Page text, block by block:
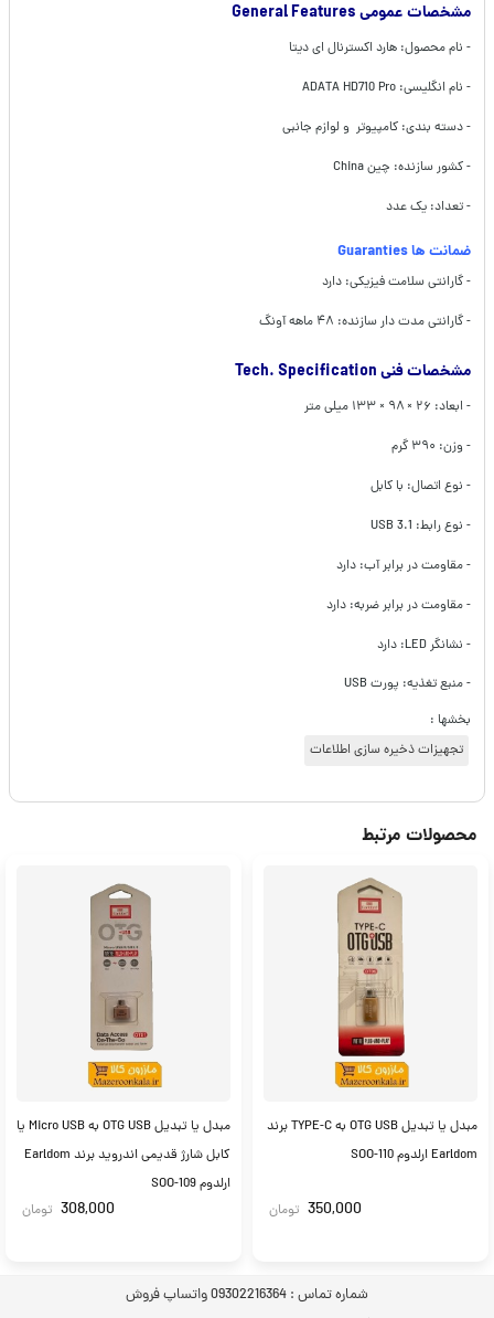
مشخصات عمومی General Features
- نام محصول: هارد اکسترنال ای دیتا
- نام انگلیسی: ADATA HD710 Pro
- دسته بندی: کامپیوتر و لوازم جانبی
- کشور سازنده: چین China
- تعداد: یک عدد
ضمانت ها Guaranties
- گارانتی سلامت فیزیکی: دارد
- گارانتی مدت دار سازنده: ۴۸ ماهه آونگ
مشخصات فنی Tech. Specification
- ابعاد: ۲۶ × ۹۸ × ۱۳۳ میلی متر
- وزن: ۳۹۰ گرم
- نوع اتصال: با کابل
- نوع رابط: USB 3.1
- مقاومت در برابر آب: دارد
- مقاومت در برابر ضربه: دارد
- نشانگر LED: دارد
- منبع تغذیه: پورت USB
بخشها :
تجهیزات ذخیره سازی اطلاعات
محصولات مرتبط
مبدل یا تبدیل OTG USB به TYPE-C برند
Earldom ارلدوم SOO-110
350,000 تومان
مبدل یا تبدیل OTG USB به Micro USB یا
کابل شارژ قدیمی اندروید برند Earldom
ارلدوم SOO-109
308,000 تومان
شماره تماس : 09302216364 واتساپ فروش